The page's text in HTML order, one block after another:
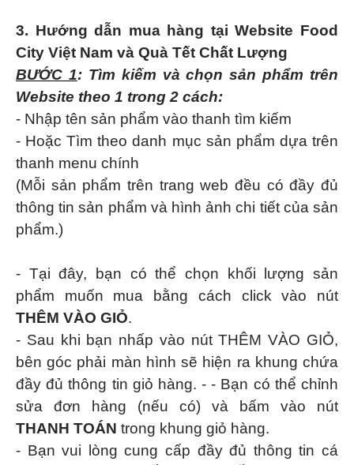
3. Hướng dẫn mua hàng tại Website Food
City Việt Nam và Quà Tết Chất Lượng
BƯỚC 1: Tìm kiếm và chọn sản phẩm trên
Website theo 1 trong 2 cách:
- Nhập tên sản phẩm vào thanh tìm kiếm
- Hoặc Tìm theo danh mục sản phẩm dựa trên
thanh menu chính
(Mỗi sản phẩm trên trang web đều có đầy đủ
thông tin sản phẩm và hình ảnh chi tiết của sản
phẩm.)
- Tại đây, bạn có thể chọn khối lượng sản
phẩm muốn mua bằng cách click vào nút
THÊM VÀO GIỎ.
- Sau khi bạn nhấp vào nút THÊM VÀO GIỎ,
bên góc phải màn hình sẽ hiện ra khung chứa
đầy đủ thông tin giỏ hàng. - - Bạn có thể chỉnh
sửa đơn hàng (nếu có) và bấm vào nút
THANH TOÁN trong khung giỏ hàng.
- Bạn vui lòng cung cấp đầy đủ thông tin cá